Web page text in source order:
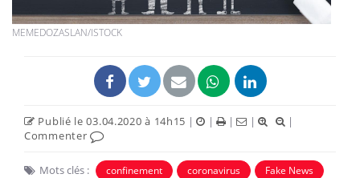
MEMEDOZASLAN/ISTOCK
Publié le 03.04.2020 à 14h15 | | | |
|
Commenter
Mots clés : confinement coronavirus
Fake News